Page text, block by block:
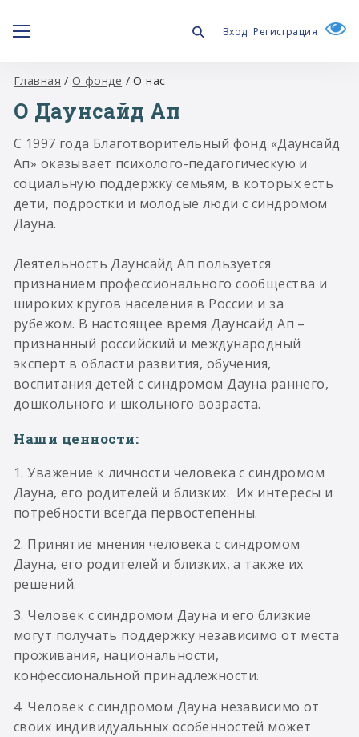
Вход Регистрация
Главная / О фонде / О нас
О Даунсайд Ап
С 1997 года Благотворительный фонд «Даунсайд
Ап» оказывает психолого-педагогическую и
социальную поддержку семьям, в которых есть
дети, подростки и молодые люди с синдромом
Дауна.
Деятельность Даунсайд Ап пользуется
признанием профессионального сообщества и
широких кругов населения в России и за
рубежом. В настоящее время Даунсайд Ап –
признанный российский и международный
эксперт в области развития, обучения,
воспитания детей с синдромом Дауна раннего,
дошкольного и школьного возраста.
Наши ценности:
1. Уважение к личности человека с синдромом
Дауна, его родителей и близких. Их интересы и
потребности всегда первостепенны.
2. Принятие мнения человека с синдромом
Дауна, его родителей и близких, а также их
решений.
3. Человек с синдромом Дауна и его близкие
могут получать поддержку независимо от места
проживания, национальности,
конфессиональной принадлежности.
4. Человек с синдромом Дауна независимо от
своих индивидуальных особенностей может